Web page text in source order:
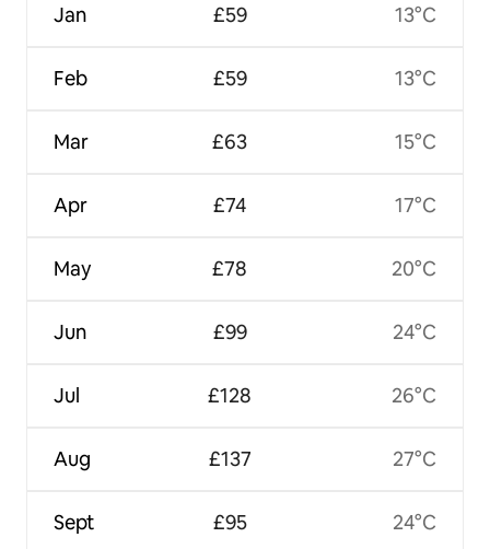
Jan
Feb
Mar
Apr
May
Jun
Jul
Aug
Sept
£59
£59
£63
£74
£78
£99
£128
£137
£95
13°C
13°C
15°C
17°C
20°C
24°C
26°C
27°C
24°C